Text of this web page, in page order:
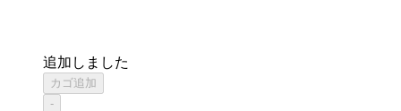
追加しました
カゴ追加
-